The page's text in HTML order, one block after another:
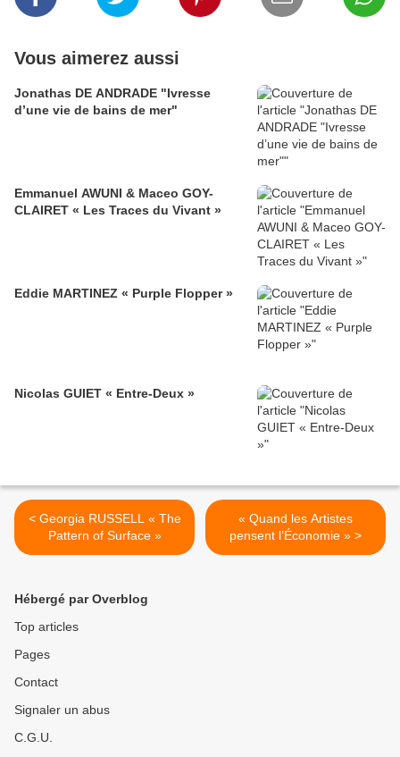
Vous aimerez aussi
Jonathas DE ANDRADE "Ivresse
d’une vie de bains de mer"
Emmanuel AWUNI & Maceo GOY-
CLAIRET « Les Traces du Vivant »
Eddie MARTINEZ « Purple Flopper »
Nicolas GUIET « Entre-Deux »
< Georgia RUSSELL « The
Pattern of Surface »
« Quand les Artistes
pensent l’Économie » >
Hébergé par Overblog
Top articles
Pages
Contact
Signaler un abus
C.G.U.